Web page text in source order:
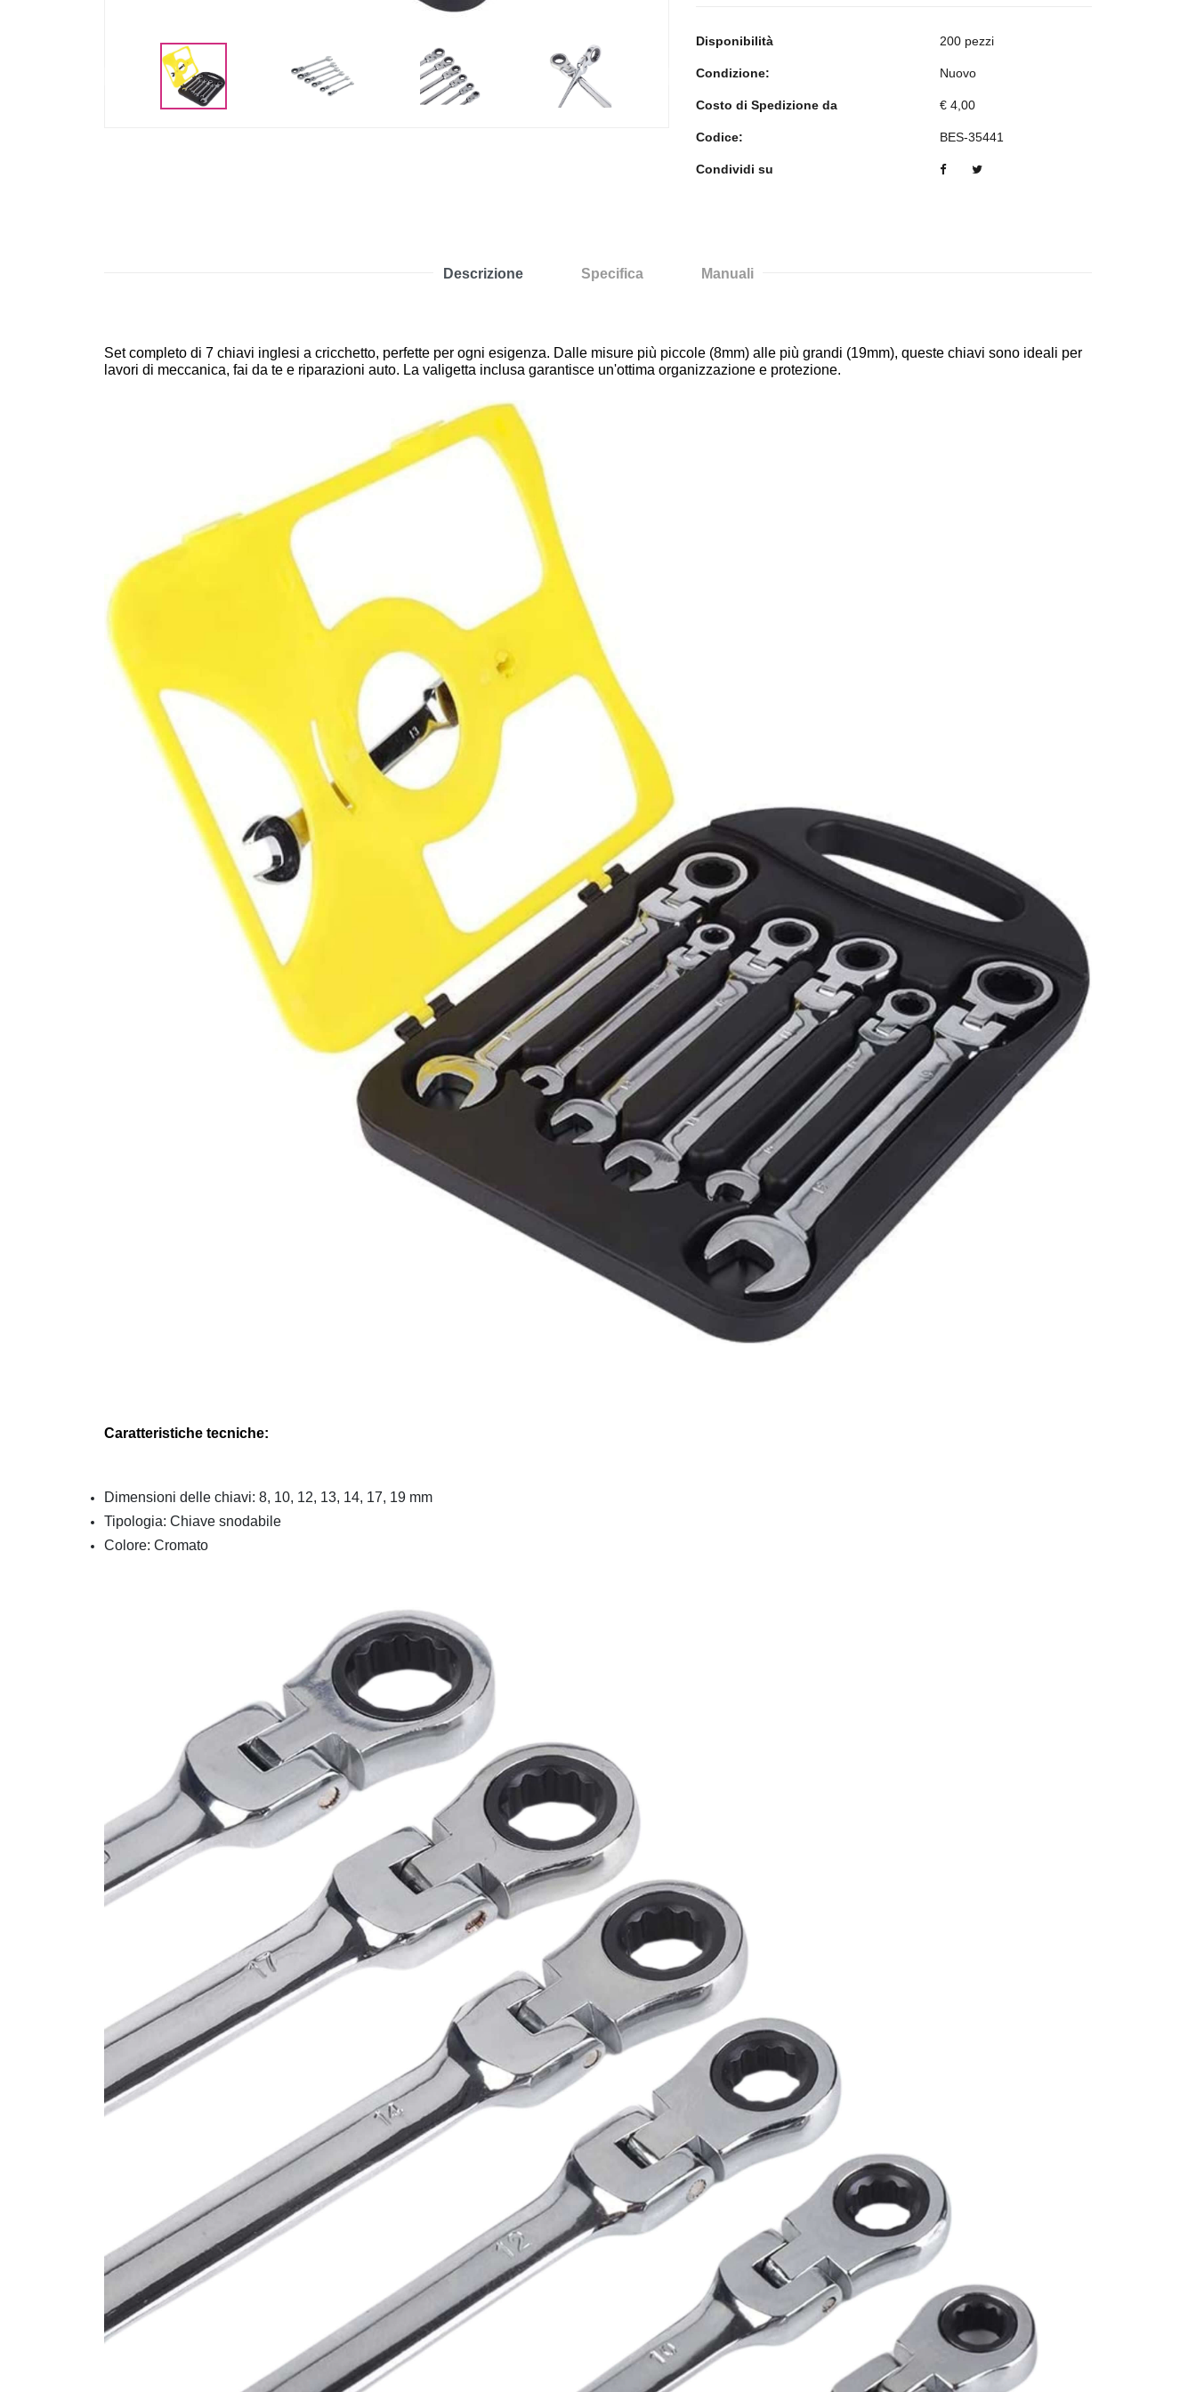
Disponibilità 200 pezzi
Condizione: Nuovo
Costo di Spedizione da € 4,00
Codice: BES-35441
Condividi su
Descrizione Specifica Manuali
Set completo di 7 chiavi inglesi a cricchetto, perfette per ogni esigenza. Dalle misure più piccole (8mm) alle più grandi (19mm), queste chiavi sono ideali per
lavori di meccanica, fai da te e riparazioni auto. La valigetta inclusa garantisce un'ottima organizzazione e protezione.
Caratteristiche tecniche:
Dimensioni delle chiavi: 8, 10, 12, 13, 14, 17, 19 mm
Tipologia: Chiave snodabile
Colore: Cromato